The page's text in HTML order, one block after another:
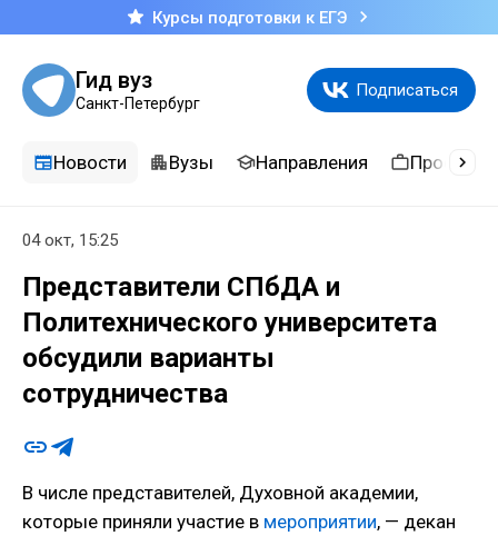
Курсы подготовки к ЕГЭ
Гид вуз
Санкт-Петербург
Подписаться
Новости Вузы Направления
04 окт, 15:25
Представители СПбДА и
Политехнического университета
обсудили варианты
сотрудничества
В числе представителей, Духовной академии,
которые приняли участие в мероприятии, — декан